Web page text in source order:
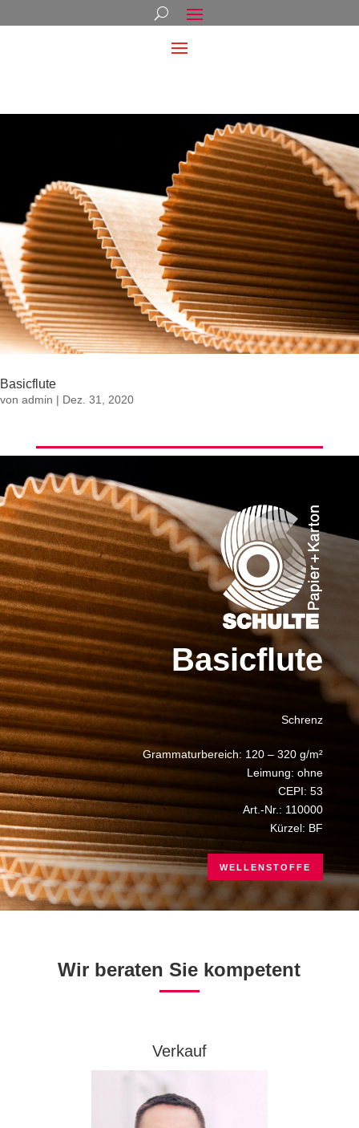
Basicflute
von admin | Dez. 31, 2020
Basicflute
Schrenz
Grammaturbereich: 120 – 320 g/m²
Leimung: ohne
CEPI: 53
Art.-Nr.: 110000
Kürzel: BF
WELLENSTOFFE
Wir beraten Sie kompetent
Verkauf